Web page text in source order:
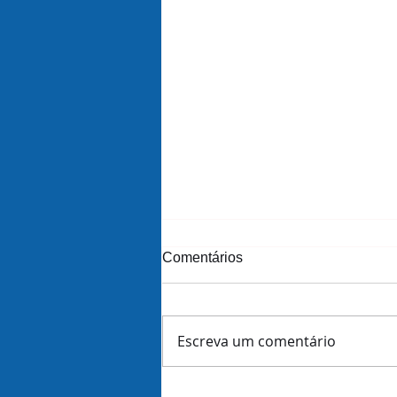
Comentários
Escreva um comentário